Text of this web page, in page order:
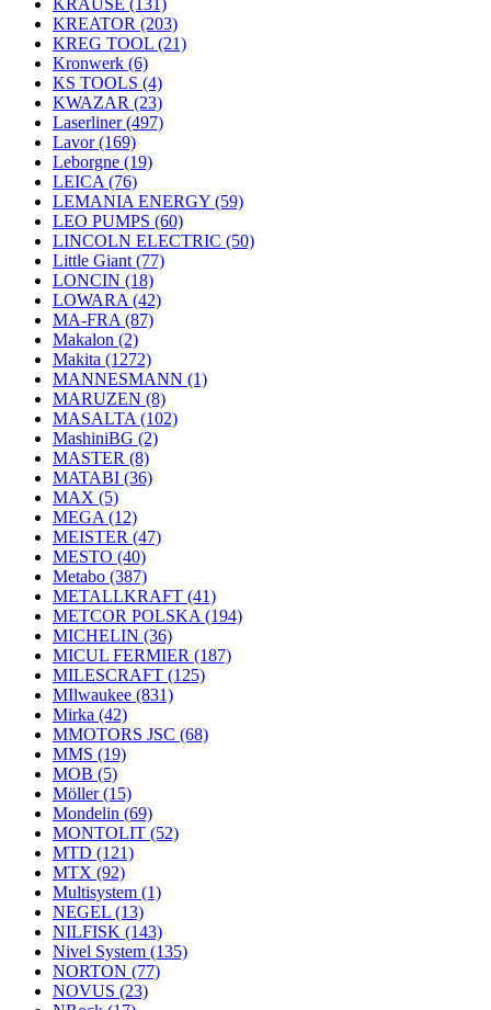
KRAUSE (131)
KREATOR (203)
KREG TOOL (21)
Kronwerk (6)
KS TOOLS (4)
KWAZAR (23)
Laserliner(497)
Lavor(169)
Leborgne (19)
LEICA (76)
LEMANIA ENERGY (59)
LEO PUMPS (60)
LINCOLN ELECTRIC (50)
Little Giant (77)
LONCIN (18)
LOWARA (42)
MA-FRA (87)
Makalon (2)
Makita (1272)
MANNESMANN (1)
MARUZEN (8)
MASALTA (102)
MashiniBG (2)
MASTER (8)
MATABI (36)
MAX (5)
MEGA (12)
MEISTER (47)
MESTO (40)
Metabo (387)
METALLKRAFT (41)
METCOR POLSKA (194)
MICHELIN (36)
MICUL FERMIER (187)
MILESCRAFT (125)
MIlwaukee (831)
Mirka (42)
MMOTORS JSC (68)
MMS (19)
MOB (5)
Möller(15)
Mondelin (69)
MONTOLIT (52)
MTD (121)
MTX (92)
Multisystem (1)
NEGEL (13)
NILFISK (143)
Nivel System (135)
NORTON (77)
NOVUS (23)